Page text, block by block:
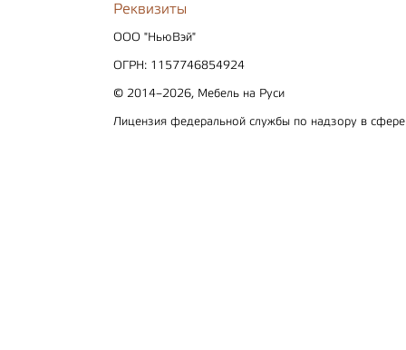
Реквизиты
ООО "НьюВэй"
ОГРН: 1157746854924
© 2014–2026, Мебель на Руси
Лицензия федеральной службы по надзору в